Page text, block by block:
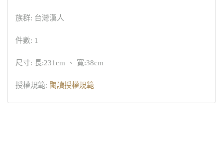
族群: 台灣漢人
件數: 1
尺寸: 長:231cm 、 寬:38cm
授權規範: 閱讀授權規範